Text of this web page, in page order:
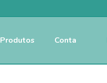
Produtos Conta